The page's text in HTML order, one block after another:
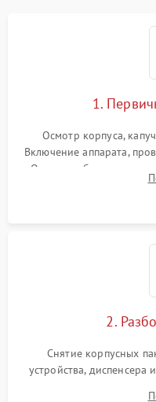
1.
Осмотр корпуса,
Включение аппарата,
Оценка работы помпы,
Измерение
2.
Снятие корпусных
устройства, диспенсера
внутренних узлов от